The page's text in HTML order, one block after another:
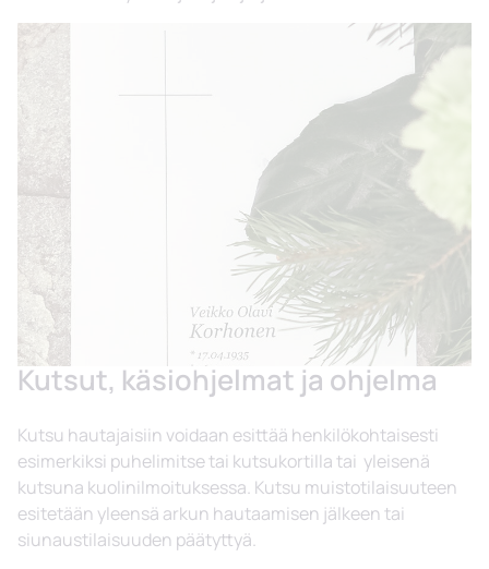
Kutsut, käsiohjelmat ja ohjelma
Kutsu hautajaisiin voidaan esittää henkilökohtaisesti
esimerkiksi puhelimitse tai kutsukortilla tai yleisenä
kutsuna kuolinilmoituksessa. Kutsu muistotilaisuuteen
esitetään yleensä arkun hautaamisen jälkeen tai
siunaustilaisuuden päätyttyä.